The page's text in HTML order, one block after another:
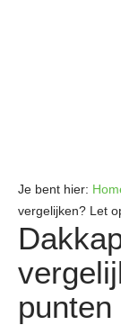
Je bent hier:
vergelijken? Let
punten